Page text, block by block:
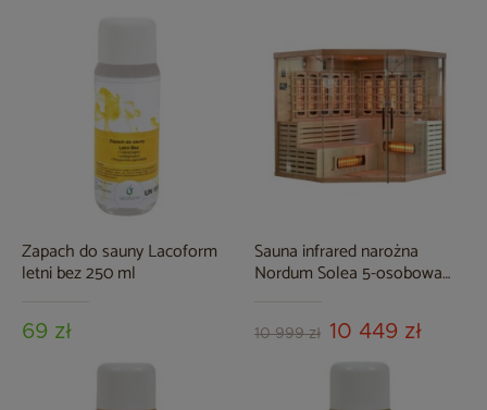
Zapach do sauny Lacoform
letni bez 250 ml
69 zł
Sauna infrared narożna
Nordum Solea 5-osobowa
10 999 zł 10 449 zł